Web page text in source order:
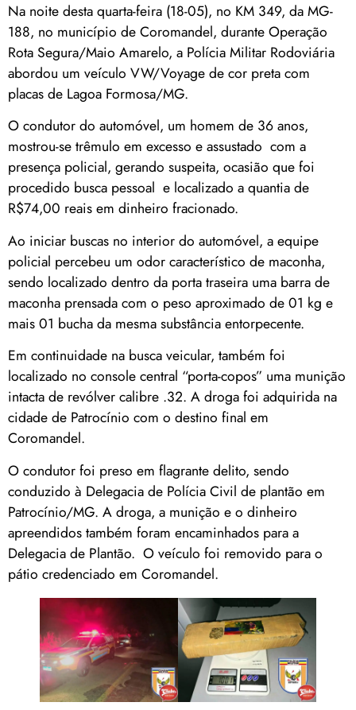
Na noite desta quarta-feira (18-05), no KM 349, da MG-
188, no município de Coromandel, durante Operação
Rota Segura/Maio Amarelo, a Polícia Militar Rodoviária
abordou um veículo VW/Voyage de cor preta com
placas de Lagoa Formosa/MG.
O condutor do automóvel, um homem de 36 anos,
mostrou-se trêmulo em excesso e assustado com a
presença policial, gerando suspeita, ocasião que foi
procedido busca pessoal e localizado a quantia de
R$74,00 reais em dinheiro fracionado.
Ao iniciar buscas no interior do automóvel, a equipe
policial percebeu um odor característico de maconha,
sendo localizado dentro da porta traseira uma barra de
maconha prensada com o peso aproximado de 01 kg e
mais 01 bucha da mesma substância entorpecente.
Em continuidade na busca veicular, também foi
localizado no console central “porta-copos” uma munição
intacta de revólver calibre .32. A droga foi adquirida na
cidade de Patrocínio com o destino final em
Coromandel.
O condutor foi preso em flagrante delito, sendo
conduzido à Delegacia de Polícia Civil de plantão em
Patrocínio/MG. A droga, a munição e o dinheiro
apreendidos também foram encaminhados para a
Delegacia de Plantão. O veículo foi removido para o
pátio credenciado em Coromandel.